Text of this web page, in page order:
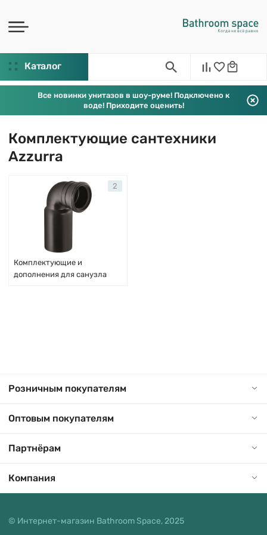
Каталог
Все новинки унитазов в шоу-руме! Подключено к
воде! Приходите оценить!
Комплектующие сантехники
Azzurra
Комплектующие и
дополнения для санузла
2
Розничным покупателям
Оптовым покупателям
Партнёрам
Компания
© Интернет-магазин Bathroom Space, 2025